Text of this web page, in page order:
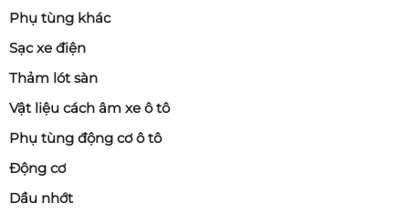
Phụ tùng khác
Sạc xe điện
Thảm lót sàn
Vật liệu cách âm xe ô tô
Phụ tùng động cơ ô tô
Động cơ
Dầu nhớt